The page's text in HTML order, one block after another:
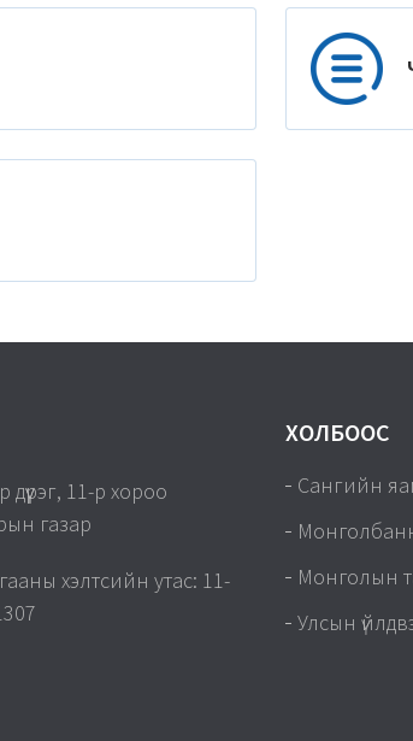
11-р хороо
газар
хэлтсийн утас: 11-
ХОЛБООС
Сангийн
Монголын
Улсын